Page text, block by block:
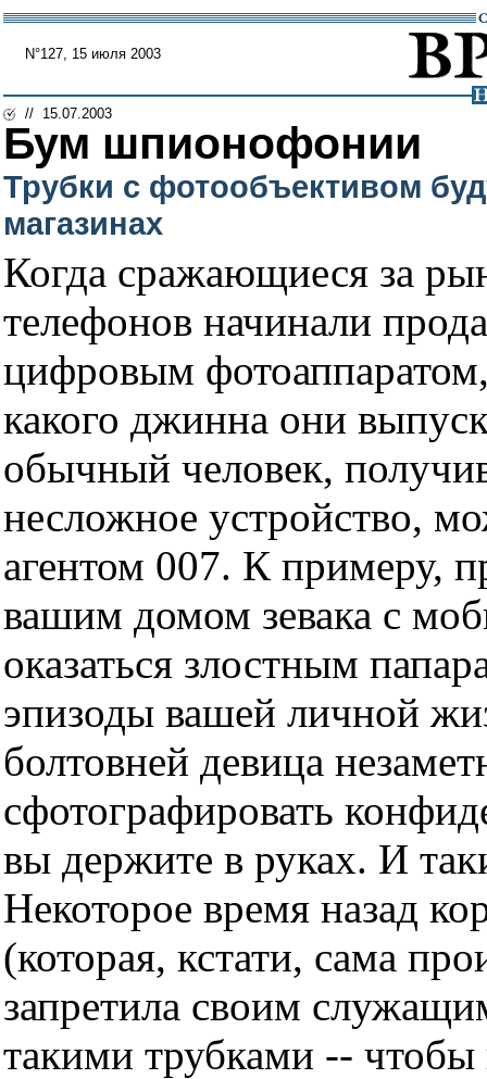
N°127, 15 июля 2003
// 15.07.2003
Бум шпионофонии
Трубки с фотообъективом
магазинах
Когда сражающиеся за
телефонов начинали
цифровым
какого джинна они
обычный человек,
несложное устройство,
агентом 007. К примеру,
вашим домом зевака с
оказаться злостным
эпизоды вашей личной
болтовней девица
сфотографировать
вы держите в руках. И
Некоторое время назад
(которая, кстати, сама
запретила своим
такими трубками --